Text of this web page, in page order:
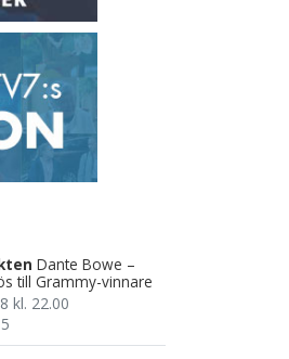
Dante Bowe –
till Grammy-vinnare
kl. 22.00